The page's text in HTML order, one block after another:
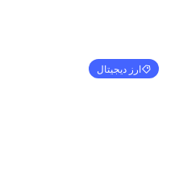
ارز دیجیتال